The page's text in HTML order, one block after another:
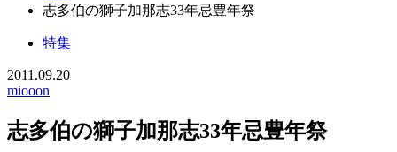
志多伯の獅子加那志33年忌豊年祭
特集
2011.09.20
miooon
志多伯の獅子加那志33年忌豊年祭